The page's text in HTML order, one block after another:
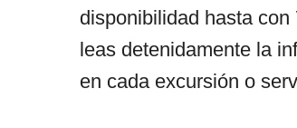
disponibilidad hasta
leas detenidamente la
en cada excursión o